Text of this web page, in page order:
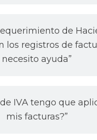
de
los registros de
necesito ayuda”
IVA tengo que
mis facturas?”